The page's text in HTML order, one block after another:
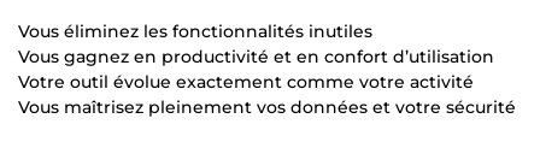
Vous éliminez les fonctionnalités inutiles
Vous gagnez en productivité et en confort d’utilisation
Votre outil évolue exactement comme votre activité
Vous maîtrisez pleinement vos données et votre sécurité